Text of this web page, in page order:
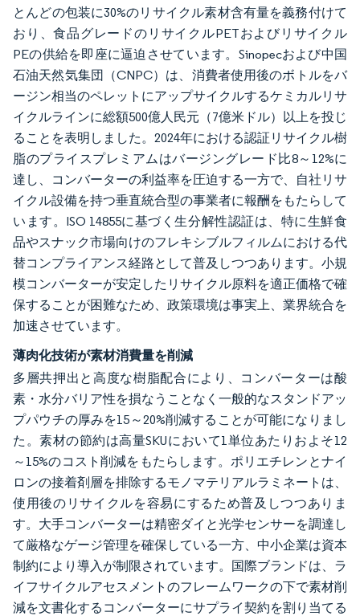
とんどの包装に30%のリサイクル素材含有量を義務付けて
おり、食品グレードのリサイクルPETおよびリサイクル
PEの供給を即座に逼迫させています。Sinopecおよび中国
石油天然気集団（CNPC）は、消費者使用後のボトルをバ
ージン相当のペレットにアップサイクルするケミカルリサ
イクルラインに総額500億人民元（7億米ドル）以上を投じ
ることを表明しました。2024年における認証リサイクル樹
脂のプライスプレミアムはバージングレード比8～12%に
達し、コンバーターの利益率を圧迫する一方で、自社リサ
イクル設備を持つ垂直統合型の事業者に報酬をもたらして
います。ISO 14855に基づく生分解性認証は、特に生鮮食
品やスナック市場向けのフレキシブルフィルムにおける代
替コンプライアンス経路として普及しつつあります。小規
模コンバーターが安定したリサイクル原料を適正価格で確
保することが困難なため、政策環境は事実上、業界統合を
加速させています。
薄肉化技術が素材消費量を削減
多層共押出と高度な樹脂配合により、コンバーターは酸
素・水分バリア性を損なうことなく一般的なスタンドアッ
プパウチの厚みを15～20%削減することが可能になりまし
た。素材の節約は高量SKUにおいて1単位あたりおよそ12
～15%のコスト削減をもたらします。ポリエチレンとナイ
ロンの接着剤層を排除するモノマテリアルラミネートは、
使用後のリサイクルを容易にするため普及しつつありま
す。大手コンバーターは精密ダイと光学センサーを調達し
て厳格なゲージ管理を確保している一方、中小企業は資本
制約により導入が制限されています。国際ブランドは、ラ
イフサイクルアセスメントのフレームワークの下で素材削
減を文書化するコンバーターにサプライ契約を割り当てる